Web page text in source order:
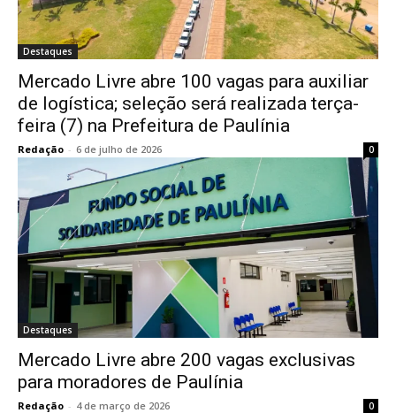
Destaques
Mercado Livre abre 100 vagas para auxiliar
de logística; seleção será realizada terça-
feira (7) na Prefeitura de Paulínia
Redação - 6 de julho de 2026 0
Destaques
Mercado Livre abre 200 vagas exclusivas
para moradores de Paulínia
Redação - 4 de março de 2026 0